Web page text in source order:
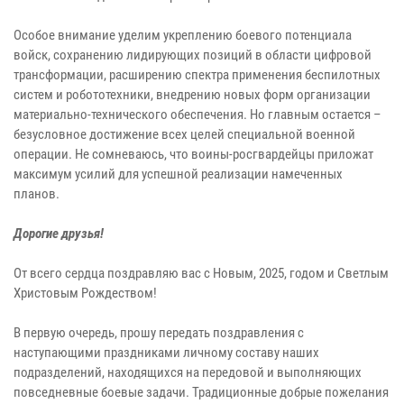
Особое внимание уделим укреплению боевого потенциала
войск, сохранению лидирующих позиций в области цифровой
трансформации, расширению спектра применения беспилотных
систем и робототехники, внедрению новых форм организации
материально-технического обеспечения. Но главным остается –
безусловное достижение всех целей специальной военной
операции. Не сомневаюсь, что воины-росгвардейцы приложат
максимум усилий для успешной реализации намеченных
планов.
Дорогие друзья!
От всего сердца поздравляю вас с Новым, 2025, годом и Светлым
Христовым Рождеством!
В первую очередь, прошу передать поздравления с
наступающими праздниками личному составу наших
подразделений, находящихся на передовой и выполняющих
повседневные боевые задачи. Традиционные добрые пожелания